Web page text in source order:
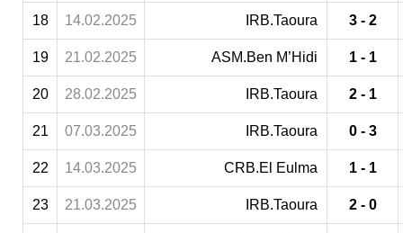
18 14.02.2025 IRB.Taoura 3 - 2
19 21.02.2025 ASM.Ben M’Hidi 1 - 1
20 28.02.2025 IRB.Taoura 2 - 1
21 07.03.2025 IRB.Taoura 0 - 3
22 14.03.2025 CRB.El Eulma 1 - 1
23 21.03.2025 IRB.Taoura 2 - 0